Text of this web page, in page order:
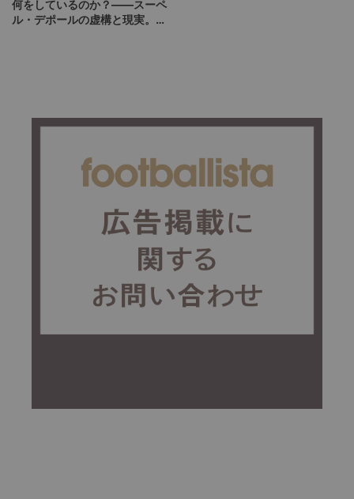
何をしているのか？――スーペ
ル・デポールの虚構と現実。未